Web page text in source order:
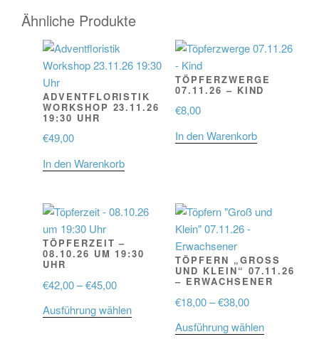
Ähnliche Produkte
ADVENTFLORISTIK
WORKSHOP 23.11.26
19:30 UHR
€49,00
In den Warenkorb
TÖPFERZWERGE
07.11.26 – KIND
€8,00
In den Warenkorb
TÖPFERZEIT –
08.10.26 UM 19:30
UHR
€42,00–€45,00Preisspanne:
bis
Ausführung wählenDieses
TÖPFERN „GROSS U
ND KLEIN“ 07.11.26 –
ERWACHSENER
€18,00–€38,00Preisspanne:
bis
Ausführung wählenDieses